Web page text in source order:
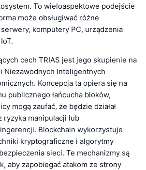
To wieloaspektowe podejście
może obsługiwać różne
komputery PC, urządzenia
cech TRIAS jest jego skupienie na
Niezawodnych Inteligentnych
Koncepcja ta opiera się na
publicznego łańcucha bloków,
mogą zaufać, że będzie działał
ryzyka manipulacji lub
Blockchain wykorzystuje
kryptograficzne i algorytmy
sieci. Te mechanizmy są
aby zapobiegać atakom ze strony